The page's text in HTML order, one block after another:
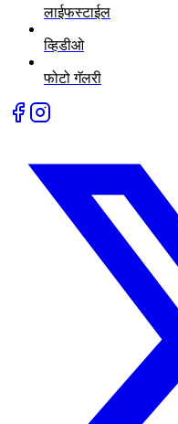
लाईफस्टाईल
व्हिडीओ
फोटो गॅलरी